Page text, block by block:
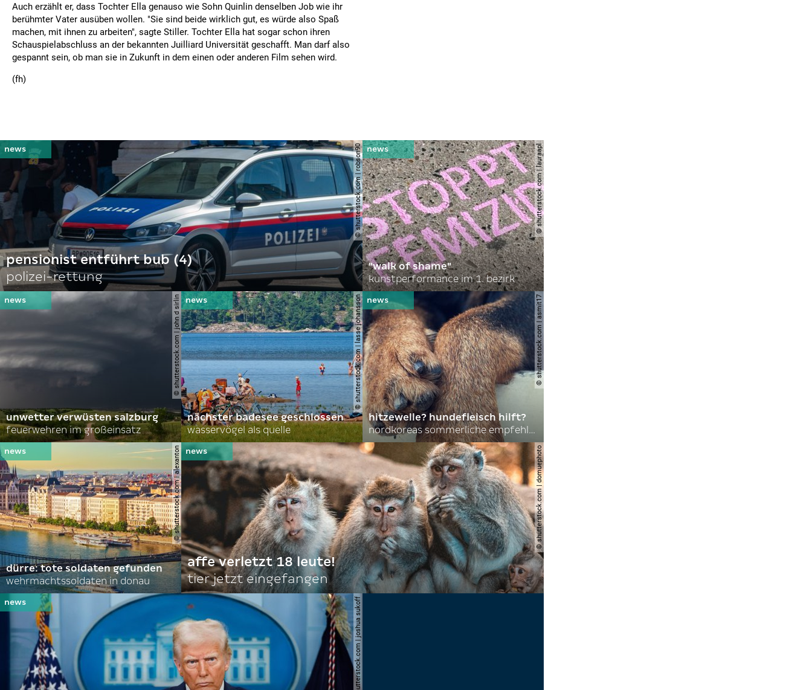
Auch erzählt er, dass Tochter Ella genauso wie Sohn Quinlin denselben Job wie ihr
berühmter Vater ausüben wollen. "Sie sind beide wirklich gut, es würde also Spaß
machen, mit ihnen zu arbeiten", sagte Stiller. Tochter Ella hat sogar schon ihren
Schauspielabschluss an der bekannten Juilliard Universität geschafft. Man darf also
gespannt sein, ob man sie in Zukunft in dem einen oder anderen Film sehen wird.
(fh)
© shutterstock.com | robson90
pensionist entführt bub (4)
polizei-rettung
© shutterstock.com | lauraapl
"walk of shame"
kunstperformance im 1. bezirk
© shutterstock.com | john d sirlin
unwetter verwüsten salzburg
feuerwehren im großeinsatz
© shutterstock.com | lasse johansson
nächster badesee geschlossen
wasservögel als quelle
© shutterstock.com | asmit17
hitzewelle? hundefleisch hilft?
nordkoreas sommerliche empfehlungen
© shutterstock.com | alexanton
dürre: tote soldaten gefunden
wehrmachtssoldaten in donau
© shutterstock.com | domuephoto
affe verletzt 18 leute!
tier jetzt eingefangen
© shutterstock.com | joshua sukoff